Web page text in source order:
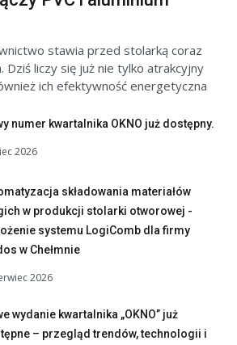
stawia przed stolarką coraz
Dziś liczy się już nie tylko atrakcyjny
ich efektywność energetyczna
numer kwartalnika OKNO już dostępny.
2026
składowania materiałów
w produkcji stolarki otworowej -
systemu LogiComb dla firmy
w Chełmnie
2026
wydanie kwartalnika „OKNO” już
– przegląd trendów, technologii i